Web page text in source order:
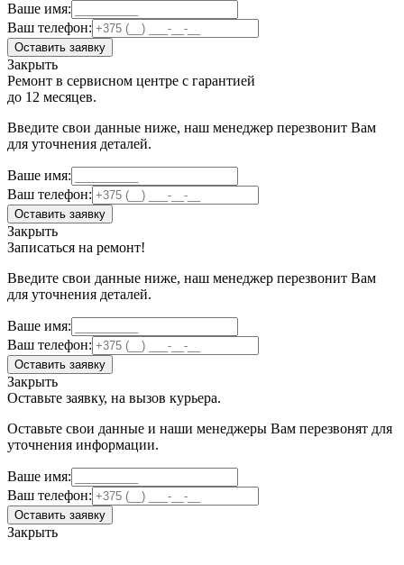
Ваше имя:
Ваш телефон:
Оставить заявку
Закрыть
Ремонт в сервисном центре с гарантией
до 12 месяцев.
Введите свои данные ниже, наш менеджер перезвонит Вам
для уточнения деталей.
Ваше имя:
Ваш телефон:
Оставить заявку
Закрыть
Записаться на ремонт!
Введите свои данные ниже, наш менеджер перезвонит Вам
для уточнения деталей.
Ваше имя:
Ваш телефон:
Оставить заявку
Закрыть
Оставьте заявку, на вызов курьера.
Оставьте свои данные и наши менеджеры Вам перезвонят для
уточнения информации.
Ваше имя:
Ваш телефон:
Оставить заявку
Закрыть